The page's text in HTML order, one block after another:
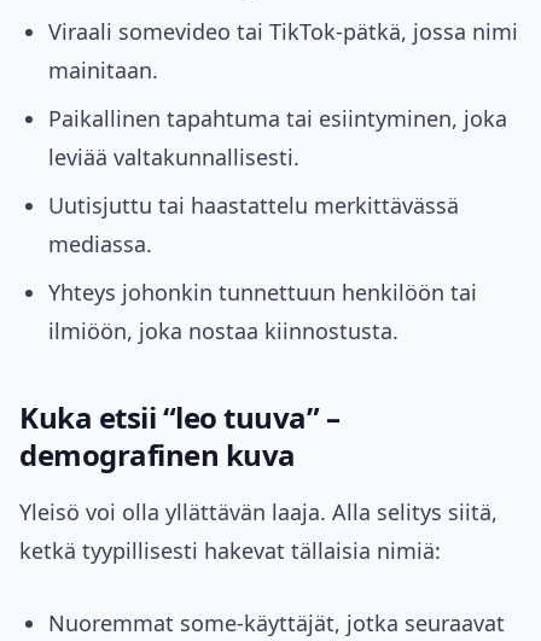
Viraali somevideo tai TikTok‑pätkä, jossa nimi
mainitaan.
Paikallinen tapahtuma tai esiintyminen, joka
leviää valtakunnallisesti.
Uutisjuttu tai haastattelu merkittävässä
mediassa.
Yhteys johonkin tunnettuun henkilöön tai
ilmiöön, joka nostaa kiinnostusta.
Kuka etsii “leo tuuva” –
demografinen kuva
Yleisö voi olla yllättävän laaja. Alla selitys siitä,
ketkä tyypillisesti hakevat tällaisia nimiä:
Nuoremmat some‑käyttäjät, jotka seuraavat